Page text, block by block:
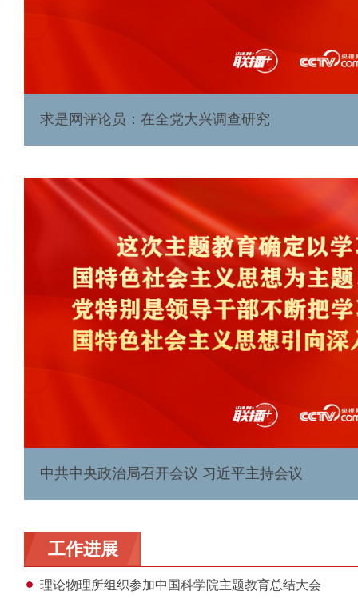
求是网评论员：在全党大兴调查研究
中共中央政治局召开会议 习近平主持会议
工作进展
理论物理所组织参加中国科学院主题教育总结大会